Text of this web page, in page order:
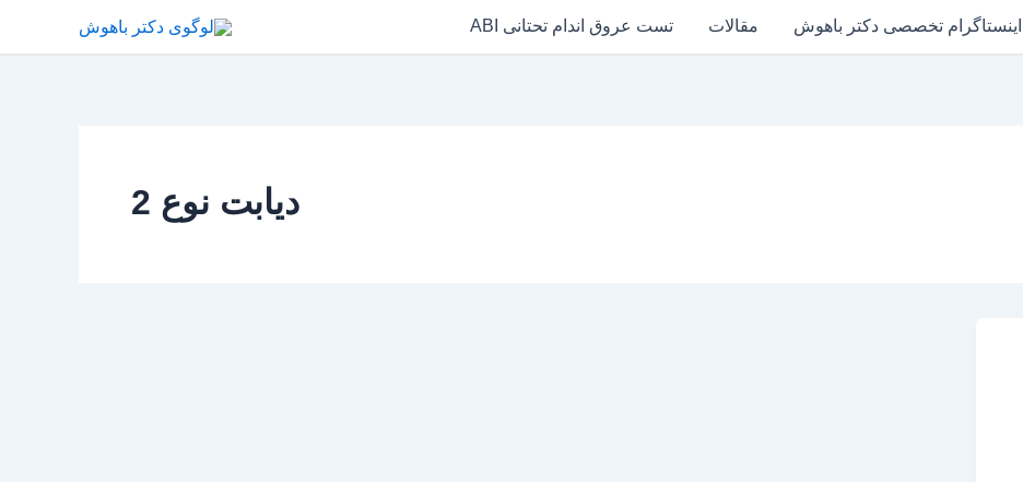
اینستاگرام تخصصی دکتر باهوش مقالات تست عروق اندام تحتانی ABI
دیابت نوع 2